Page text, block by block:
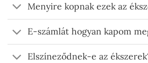
Menyire kopnak ezek az
E-számlát hogyan kapom
Elszíneződnek-e az